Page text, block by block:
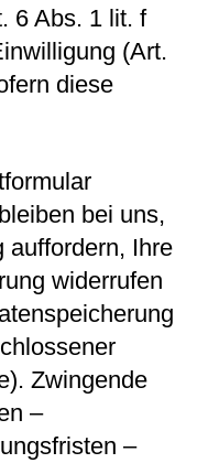
6 Abs. 1 lit. f
(Art.
diese
bei uns,
auffordern, Ihre
widerrufen
Zwingende
–
–